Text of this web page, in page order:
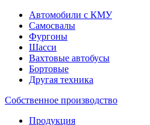
Автомобили с КМУ
Самосвалы
Фургоны
Шасси
Вахтовые автобусы
Бортовые
Другая техника
Собственное производство
Продукция